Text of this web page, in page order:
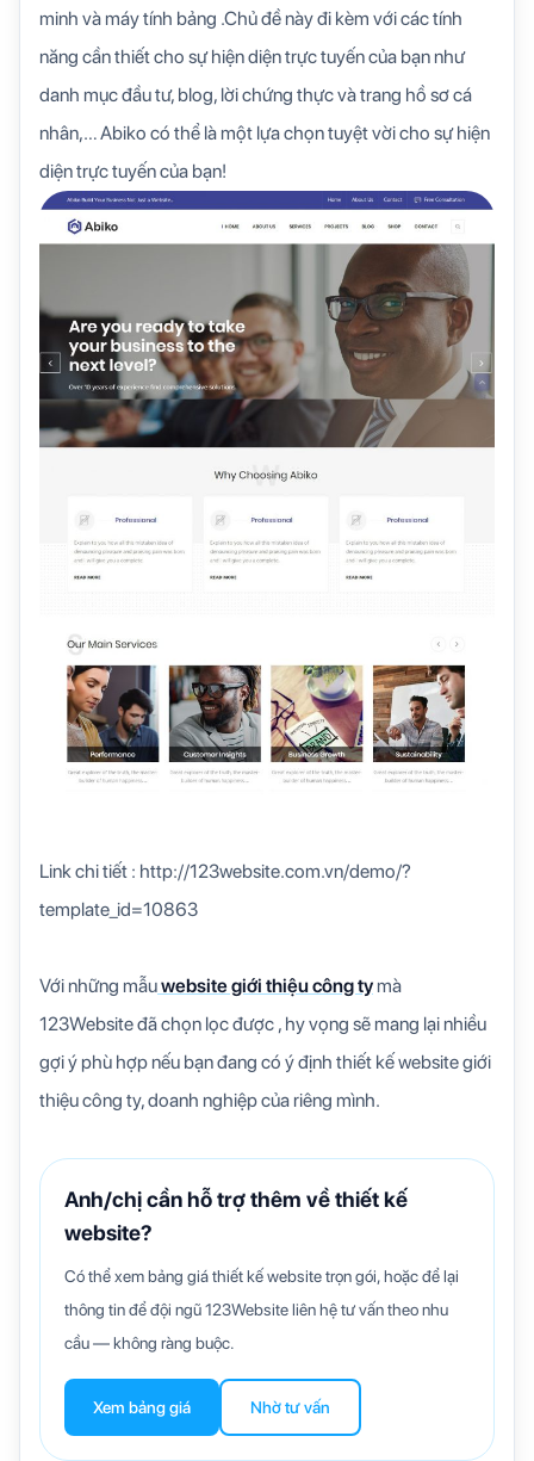
minh và máy tính bảng .Chủ đề này đi kèm với các tính
năng cần thiết cho sự hiện diện trực tuyến của bạn như
danh mục đầu tư, blog, lời chứng thực và trang hồ sơ cá
nhân,… Abiko có thể là một lựa chọn tuyệt vời cho sự hiện
diện trực tuyến của bạn!
Link chi tiết : http://123website.com.vn/demo/?
template_id=10863
Với những mẫuwebsite giới thiệu công ty mà
123Website đã chọn lọc được , hy vọng sẽ mang lại nhiều
gợi ý phù hợp nếu bạn đang có ý định thiết kế website giới
thiệu công ty, doanh nghiệp của riêng mình.
Anh/chị cần hỗ trợ thêm về thiết kế
website?
Có thể xem bảng giá thiết kế website trọn gói, hoặc để lại
thông tin để đội ngũ 123Website liên hệ tư vấn theo nhu
cầu — không ràng buộc.
Xem bảng giá Nhờ tư vấn